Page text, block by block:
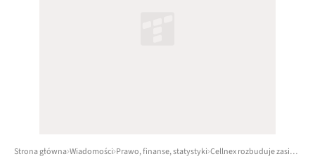
Strona główna Wiadomości Prawo, finanse, statystyki Cellnex rozbuduje zasięg 5G m.in. w Polsce. Wziął na to ogromny kredyt